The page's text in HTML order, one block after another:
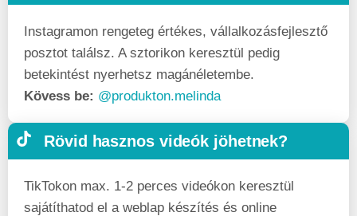
Instagramon rengeteg értékes, vállalkozásfej­lesztő
posztot találsz. A sztorikon keresztül pedig
betekintést nyerhetsz magánéletembe.
Kövess be: @produkton.melinda
Rövid hasznos videók jöhetnek?
TikTokon max. 1-2 perces videókon keresztül
sajátíthatod el a weblap készítés és online